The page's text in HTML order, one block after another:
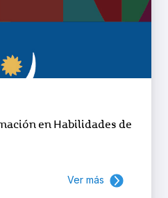
en Habilidades de
Ver más